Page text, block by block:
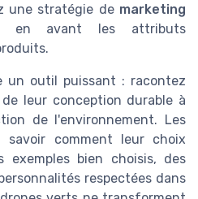
une stratégie de marketing
avant les attributs
un outil puissant : racontez
leur conception durable à
de l'environnement. Les
savoir comment leur choix
exemples bien choisis, des
respectées dans